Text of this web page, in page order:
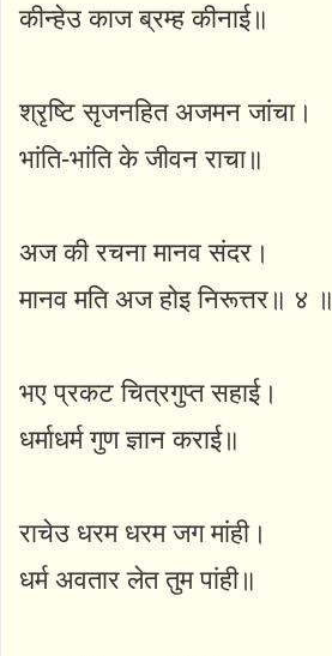
कीन्हेउ काज ब्रम्ह कीनाई॥
श्रृष्टि सृजनहित अजमन जांचा।
भांति-भांति के जीवन राचा॥
अज की रचना मानव संदर।
मानव मति अज होइ निरूत्तर॥ ४ ॥
भए प्रकट चित्रगुप्त सहाई।
धर्माधर्म गुण ज्ञान कराई॥
राचेउ धरम धरम जग मांही।
धर्म अवतार लेत तुम पांही॥